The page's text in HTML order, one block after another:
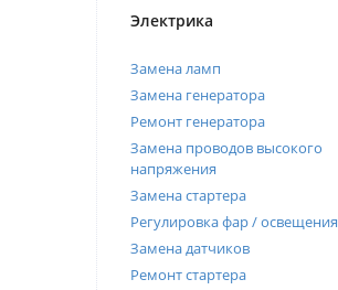
Электрика
Замена ламп
Замена генератора
Ремонт генератора
Замена проводов высокого
напряжения
Замена стартера
Регулировка фар / освещения
Замена датчиков
Ремонт стартера